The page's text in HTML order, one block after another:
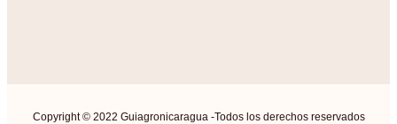
Copyright © 2022 Guiagronicaragua -Todos los derechos reservados